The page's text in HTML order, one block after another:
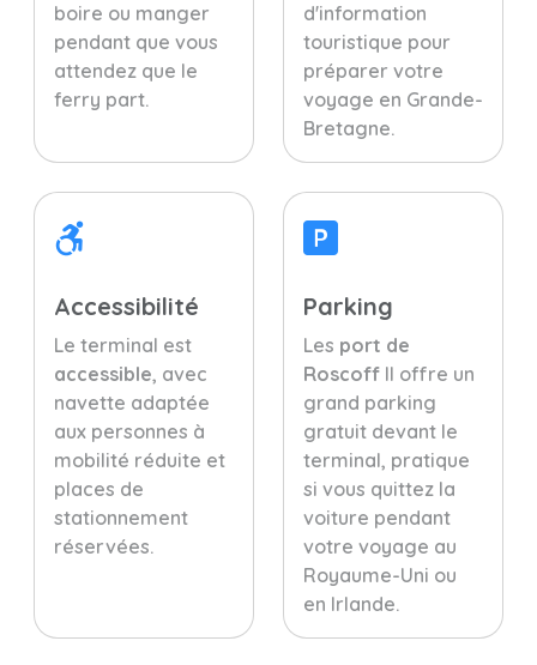
boire ou manger
pendant que vous
attendez que le
ferry part.
d'information
touristique pour
préparer votre
voyage en Grande-
Bretagne.
Accessibilité
Le terminal est
accessible, avec
navette adaptée
aux personnes à
mobilité réduite et
places de
stationnement
réservées.
Parking
Les port de
Roscoff Il offre un
grand parking
gratuit devant le
terminal, pratique
si vous quittez la
voiture pendant
votre voyage au
Royaume-Uni ou
en Irlande.